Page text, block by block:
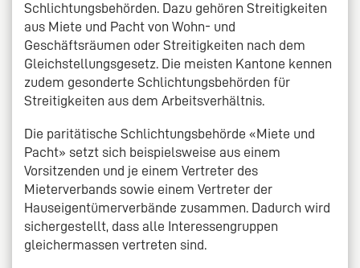
Schlichtungsbehörden. Dazu gehören Streitigkeiten
aus Miete und Pacht von Wohn- und
Geschäftsräumen oder Streitigkeiten nach dem
Gleichstellungsgesetz. Die meisten Kantone kennen
zudem gesonderte Schlichtungsbehörden für
Streitigkeiten aus dem Arbeitsverhältnis.
Die paritätische Schlichtungsbehörde «Miete und
Pacht» setzt sich beispielsweise aus einem
Vorsitzenden und je einem Vertreter des
Mieterverbands sowie einem Vertreter der
Hauseigentümerverbände zusammen. Dadurch wird
sichergestellt, dass alle Interessengruppen
gleichermassen vertreten sind.